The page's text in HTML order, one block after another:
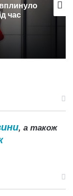
час
, а також